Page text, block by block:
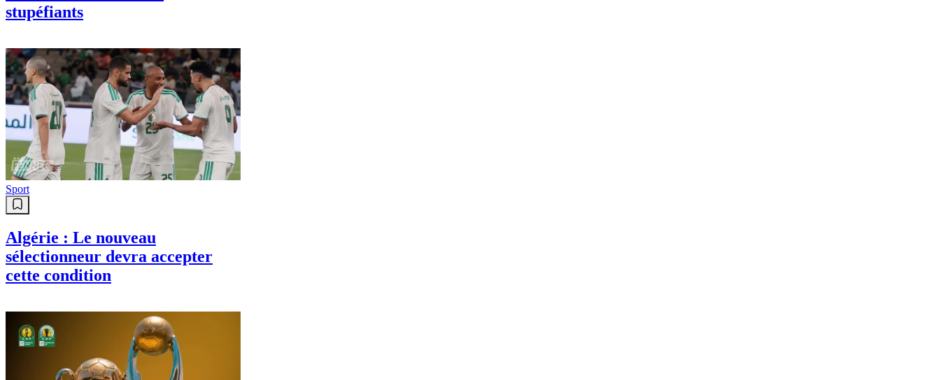
stupéfiants
Sport
Algérie : Le nouveau
sélectionneur devra accepter
cette condition